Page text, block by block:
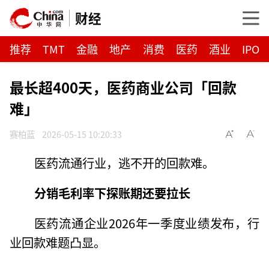
财经
推荐 TMT 金融 地产 消费 医药 酒业 IPO
最长超400天，医药商业公司「回款
难」
赛柏蓝 2026-05-15 10:20:33
医药流通行业，逃不开的回款难。
分销毛利率下探账期还要拉长
医药流通企业2026年一季度业绩发布，行
业回款难题凸显。